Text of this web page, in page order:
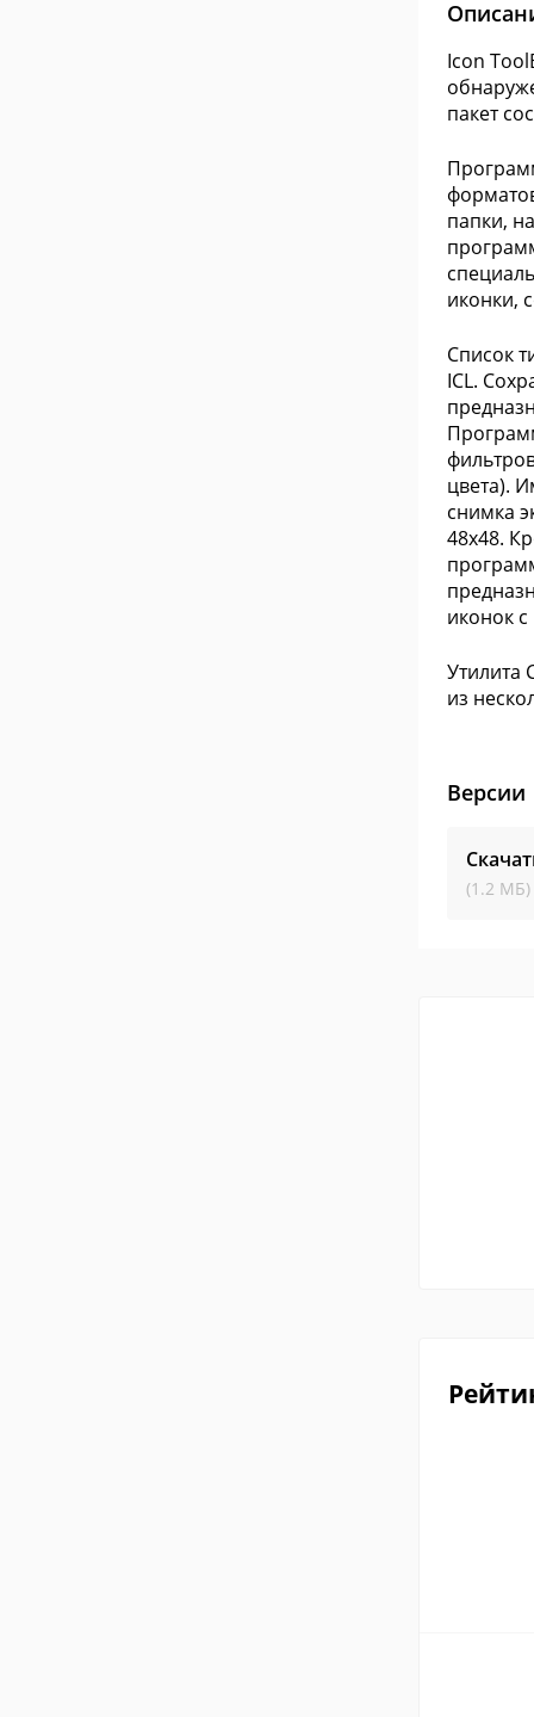
Icon
пакет
папки,
иконки,
Список
ICL.
цвета).
снимка
48x48.
иконок
Утилита
из
Версии
(1.2 МБ)